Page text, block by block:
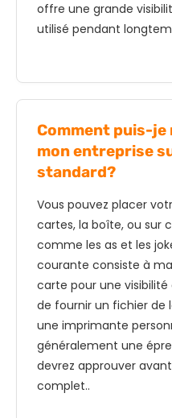
offre une grande
utilisé pendant
Comment puis-je
mon entreprise
standard?
Vous pouvez placer
cartes, la boîte, ou sur
comme les as et les
courante consiste à
carte pour une
de fournir un fichier de
une imprimante
généralement une
devrez approuver
complet..